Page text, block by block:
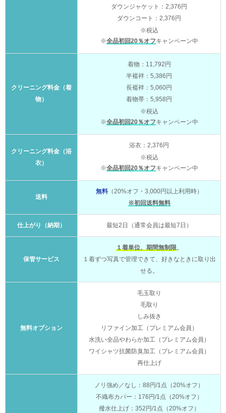
ダウンジャケット：2,376円
ダウンコート：2,376円
※税込
※全品初回20％オフキャンペーン中
クリーニング料金（着
物）
着物：11,792円
半襦袢：5,386円
長襦袢：5,060円
着物帯：5,958円
※税込
※全品初回20％オフキャンペーン中
クリーニング料金（浴
衣）
浴衣：2,376円
※税込
※全品初回20％オフキャンペーン中
送料
無料（20%オフ・3,000円以上利用時）
※初回送料無料
仕上がり（納期） 最短2日（通常会員は最短7日）
保管サービス
１着単位、期間無制限。
１着ずつ写真で管理できて、好きなときに取り出
せる。
無料オプション
毛玉取り
毛取り
しみ抜き
リファイン加工（プレミアム会員）
水洗い全品やわらか加工（プレミアム会員）
ワイシャツ抗菌防臭加工（プレミアム会員）
再仕上げ
ノリ強め／なし：88円/1点（20%オフ）
不織布カバー：176円/1点（20%オフ）
撥水仕上げ：352円/1点（20%オフ）